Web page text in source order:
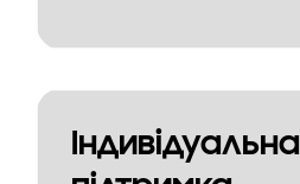
Індивідуальна